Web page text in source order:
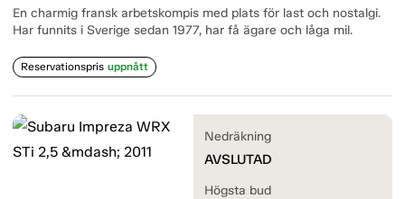
En charmig fransk arbetskompis med plats för last och nostalgi.
Har funnits i Sverige sedan 1977, har få ägare och låga mil.
Reservationspris uppnått
Nedräkning
AVSLUTAD
Högsta bud